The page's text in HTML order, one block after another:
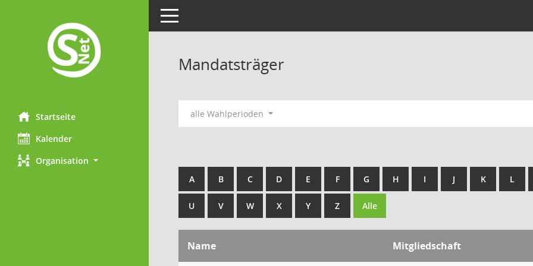
Startseite
Kalender
Organisation
Toggle navigation
Mandatsträger
alle Wahlperioden
A B C D E F G H I J K L
U V W X Y Z Alle
Name Mitgliedschaft